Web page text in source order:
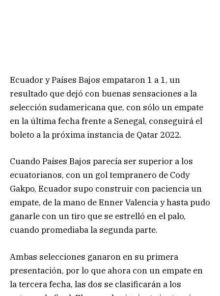
Ecuador y Países Bajos empataron 1 a 1, un
resultado que dejó con buenas sensaciones a la
selección sudamericana que, con sólo un empate
en la última fecha frente a Senegal, conseguirá el
boleto a la próxima instancia de Qatar 2022.
Cuando Países Bajos parecía ser superior a los
ecuatorianos, con un gol tempranero de Cody
Gakpo, Ecuador supo construir con paciencia un
empate, de la mano de Enner Valencia y hasta pudo
ganarle con un tiro que se estrelló en el palo,
cuando promediaba la segunda parte.
Ambas selecciones ganaron en su primera
presentación, por lo que ahora con un empate en
la tercera fecha, las dos se clasificarán a los